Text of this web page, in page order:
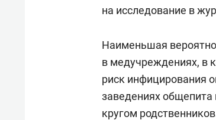
на исследование в
Наименьшая
в медучреждениях, в
риск инфицирования
заведениях
кругом
ниндзя-зал: как ТРЦ «Франт»
стал Меккой для любителей